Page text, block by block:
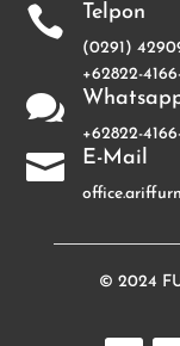
 Telpon
(0291)
+62822-

+62822-
 E-Mail
© 2024